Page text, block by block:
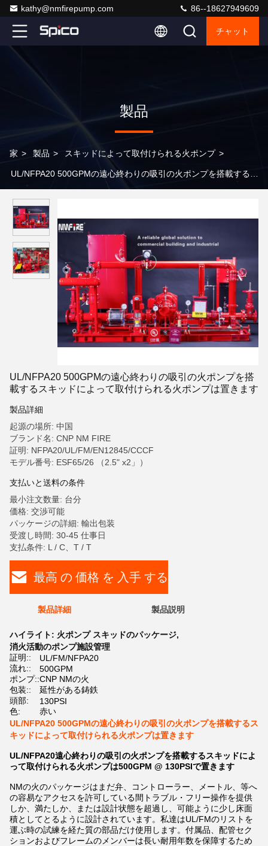
kathy@nmfirepump.com 86--18627949609
チャット
製品
家 > 製品 > スキッドによって取付けられる火ポンプ >
UL/NFPA20 500GPMの遠心終わりの吸引の火ポンプを搭載するス
UL/NFPA20 500GPMの遠心終わりの吸引の火ポンプを搭
載するスキッドによって取付けられる火ポンプは置きます
製品詳細
起源の場所: 中国
ブランド名: CNP NM FIRE
証明: NFPA20/UL/FM/EN12845/CCCF
モデル番号: ESF65/26 （2.5" x2」）
支払いと送料の条件
最小注文数量: 台分
価格: 交渉可能
パッケージの詳細: 輸出包装
受渡し時間: 30-45 仕事日
支払条件: L / C、T / T
最高 の 価格 を 入手 する
製品詳細 製品説明
ハイライト: 火ポンプ スキッドのパッケージ,
消火活動のポンプ施設管理
証明::
UL/FM/NFPA20
流れ::
500GPM
ポンプ::CNP NMの火
包装::
延性がある鋳鉄
頭部:
130PSI
色:
赤い
UL/NFPA20 500GPMの遠心終わりの吸引の火ポンプを搭載するス
キッドによって取付けられる火ポンプは置きます
UL/NFPA20遠心終わりの吸引の火ポンプを搭載するスキッドによ
って取付けられる火ポンプは500GPM @ 130PSIで置きます
NMの火のパッケージはまだ弁、コントローラー、メートル、等へ
の容易なアクセスを許可している間トラブル・フリー操作を提供
しか、満たしか、または設計状態を超過し、可能ように少し床面
積としてとるように設計されています。私達はUL/FMのリストを
運ぶ時の試練を経た質の部品だけ使用します。付属品、配管セク
ションおよびフレームのメンバーは長い耐用年数を保障するため